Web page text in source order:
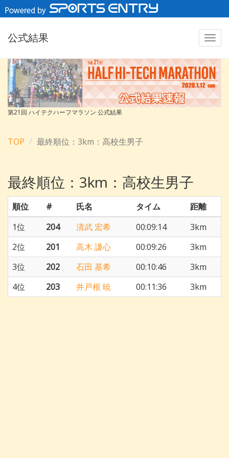
公式結果
第21回 ハイテクハーフマラソン 公式結果
TOP 最終順位：3km：高校生男子
最終順位：3km：高校生男子
順位 # 氏名 タイム
距離
1位
204 清武 宏希 00:09:14
3km
2位
201 高木 謙心 00:09:26
3km
3位
202 石田 基希 00:10:46
3km
4位
203 井戸根 暁 00:11:36 3km